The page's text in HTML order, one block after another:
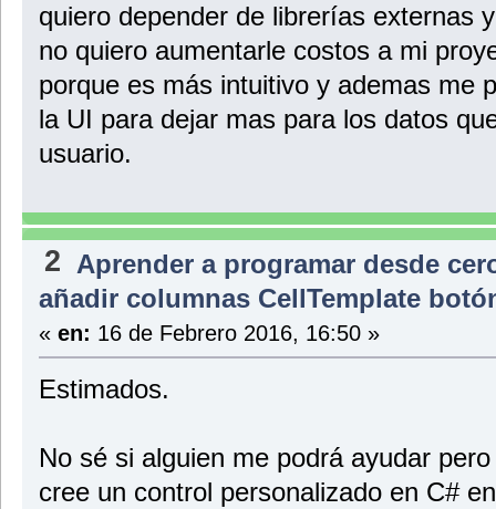
quiero depender de librerías externas
no quiero aumentarle costos a mi
porque es más intuitivo y ademas me
la UI para dejar mas para los datos
usuario.
2 Aprender a programar desde
añadir columnas CellTemplate
« en: 16 de Febrero 2016, 16:50 »
Estimados.
No sé si alguien me podrá ayudar
cree un control personalizado en C#